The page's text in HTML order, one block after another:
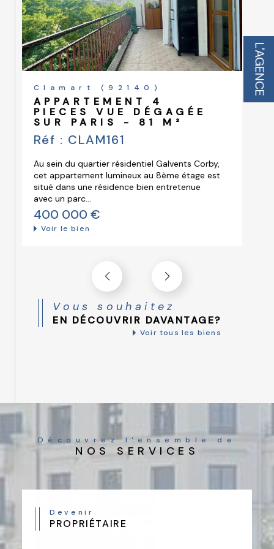
L'AGENCE
constamment nos méthodes de travail pour être à la pointe des
services immobiliers.
Contactez-nous en ligne ou dans notre agence pour entamer
votre projet immobilier dans les meilleures conditions.
Votre rêve immobilier commence ici !
Clamart (92140)
DUPLEX 97 M²
PANORAMA CLAMART
Réf : CLAM234
découvrez ce bel appartement duplex de 97
m², offrant de beaux volumes et une
orientation lumineuse....
764 000 €
Voir le bien
Vous souhaitez
EN DÉCOUVRIR DAVANTAGE?
Voir tous les biens
Découvrez l'ensemble de
NOS SERVICES
Devenir
PROPRIÉTAIRE